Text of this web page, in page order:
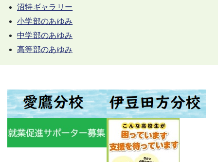
沼特ギャラリー
小学部のあゆみ
中学部のあゆみ
高等部のあゆみ